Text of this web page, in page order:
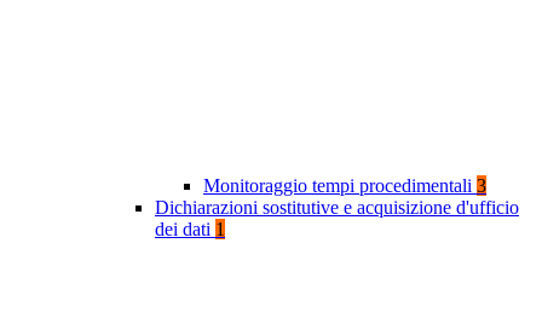
Monitoraggio tempi procedimentali 3
Dichiarazioni sostitutive e acquisizione d'ufficio
dei dati 1